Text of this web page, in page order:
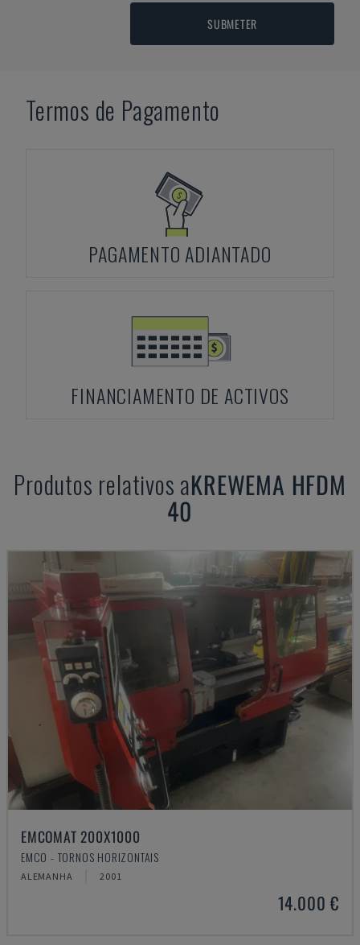
SUBMETER
Termos de Pagamento
PAGAMENTO ADIANTADO
FINANCIAMENTO DE ACTIVOS
Produtos relativos aKREWEMA HFDM
40
EMCOMAT 200X1000
EMCO - TORNOS HORIZONTAIS
ALEMANHA 2001
14.000 €